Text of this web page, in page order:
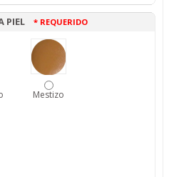
PIEL * REQUERIDO
Mestizo